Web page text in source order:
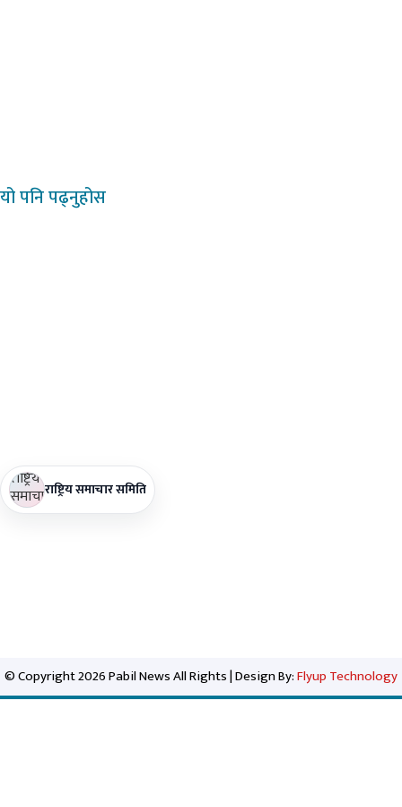
योपनि पढ्नुहोस
राष्ट्रिय समाचार समिति
© Copyright 2026 Pabil News All Rights | Design By:Flyup Technology